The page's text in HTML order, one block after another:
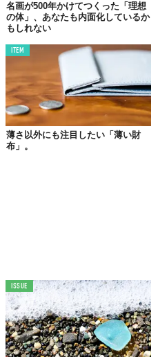
名画が500年かけてつくった「理想
の体」、あなたも内面化しているか
もしれない
ITEM
薄さ以外にも注目したい「薄い財
布」。
ISSUE